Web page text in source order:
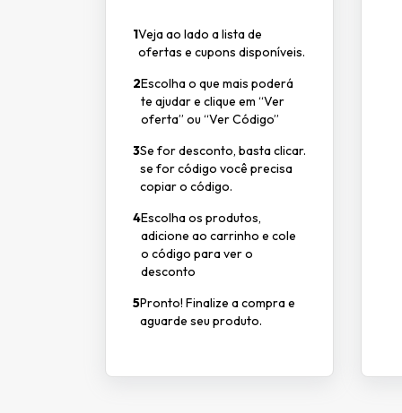
1Veja ao lado a lista de
ofertas e cupons disponíveis.
2Escolha o que mais poderá
te ajudar e clique em “Ver
oferta” ou “Ver Código”
3Se for desconto, basta clicar.
se for código você precisa
copiar o código.
4Escolha os produtos,
adicione ao carrinho e cole
o código para ver o
desconto
5Pronto! Finalize a compra e
aguarde seu produto.